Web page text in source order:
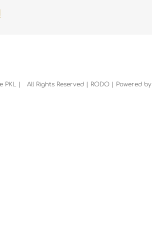
PKL | All Rights Reserved | RODO| Powered by